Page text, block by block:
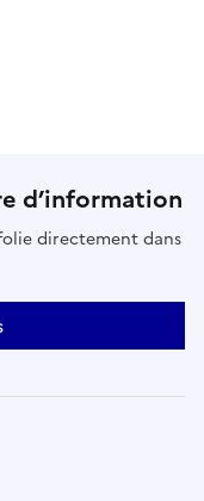
d’information
directement dans